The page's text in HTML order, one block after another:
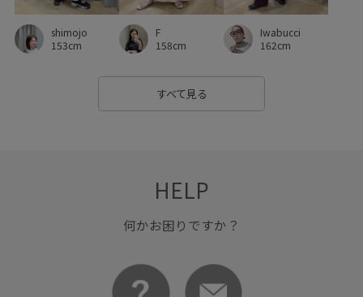
ベーシックカラー ポケット付き ポリエステル
ポーチ マットサテン
ラインが美しい ラメ
取り外し可能
履きやすい 差し色
程よい厚み 立体感 羽織としても使える
shimojo
153cm
F
158cm
Iwabucci
162cm
すべて見る
HELP
何かお困りですか？